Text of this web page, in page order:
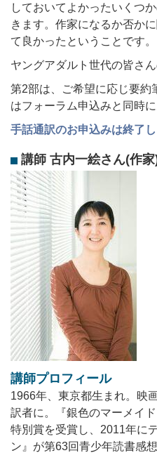
しておいてよかったいくつ
きます。作家になるか否か
て良かったということです。
ヤングアダルト世代の皆さ
第2部は、ご希望に応じ要約
はフォーラム申込みと同時
手話通訳のお申込みは終了し
講師 古内一絵さん(作家
講師プロフィール
1966年、東京都生まれ。映
訳者に。『銀色のマーメイ
特別賞を受賞し、2011年に
ン』が第63回青少年読書感